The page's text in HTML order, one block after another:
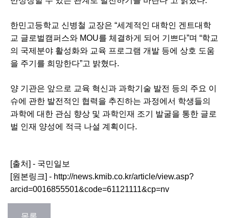
한민고등학교 신병철 교장은 “세계적인 대학인 겐트대학
교 글로벌캠퍼스와 MOU를 체결하게 되어 기쁘다”며 “학교
의 국제분야 활성화와 교육 프로그램 개발 등에 상호 도움
을 주기를 희망한다”고 밝혔다.
양 기관은 앞으로 교육 혁신과 과학기술 발전 등의 주요 이
슈에 관한 발전적인 협력을 추진하는 과정에서 학생들의
과학에 대한 관심 향상 및 과학인재 조기 발굴을 통한 글로
벌 인재 양성에 적극 나설 계획이다.
[출처] - 국민일보
[원본링크] - http://news.kmib.co.kr/article/view.asp?
arcid=0016855501&code=61121111&cp=nv